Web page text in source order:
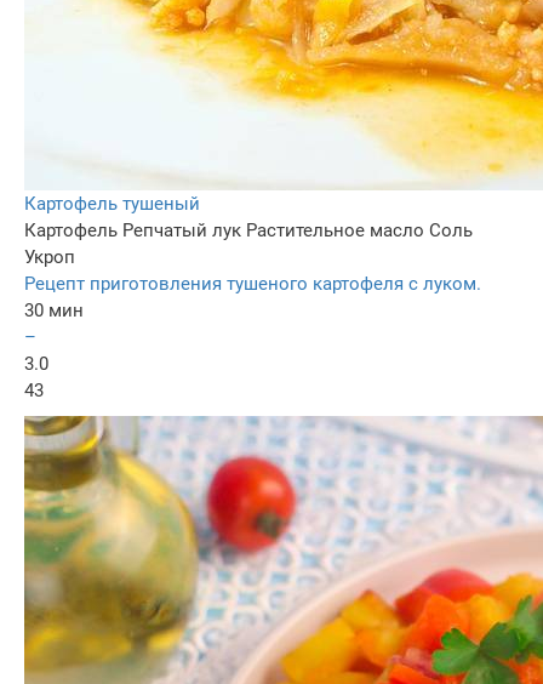
Картофель тушеный
Картофель Репчатый лук Растительное масло Соль
Укроп
Рецепт приготовления тушеного картофеля с луком.
30 мин
–
3.0
43